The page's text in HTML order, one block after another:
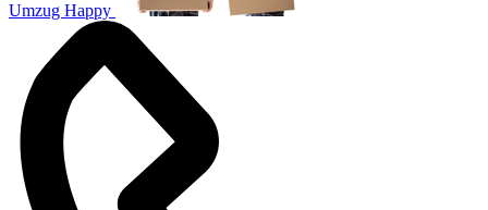
Umzug Happy